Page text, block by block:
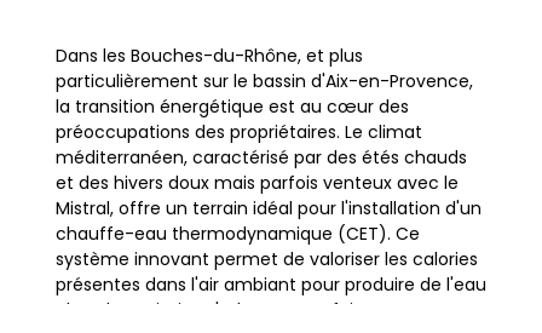
Dans les Bouches-du-Rhône, et plus
particulièrement sur le bassin d'Aix-en-Provence,
la transition énergétique est au cœur des
préoccupations des propriétaires. Le climat
méditerranéen, caractérisé par des étés chauds
et des hivers doux mais parfois venteux avec le
Mistral, offre un terrain idéal pour l'installation d'un
chauffe-eau thermodynamique (CET). Ce
système innovant permet de valoriser les calories
présentes dans l'air ambiant pour produire de l'eau
chaude sanitaire, s'adaptant parfaitement aux